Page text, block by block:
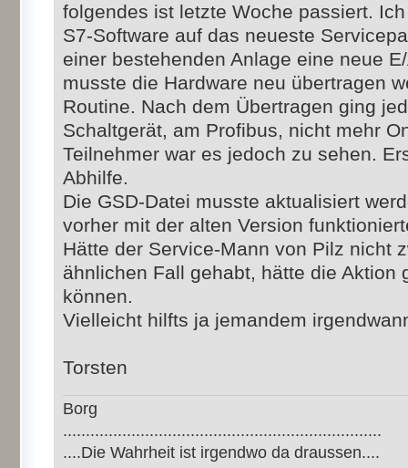
folgendes ist letzte Woche passiert.
S7-Software auf das neueste
einer bestehenden Anlage eine neue
musste die Hardware neu übertragen
Routine. Nach dem Übertragen ging
Schaltgerät, am Profibus, nicht mehr
Teilnehmer war es jedoch zu sehen.
Abhilfe.
Die GSD-Datei musste aktualisiert
vorher mit der alten Version
Hätte der Service-Mann von Pilz nicht
ähnlichen Fall gehabt, hätte die Aktion
können.
Vielleicht hilfts ja jemandem
Torsten
Borg
......................................................................
....Die Wahrheit ist irgendwo da draussen....